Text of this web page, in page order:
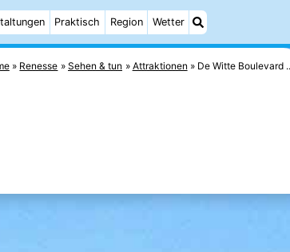
Praktisch Region Wetter
Renesse Sehen & tun Attraktionen De Witte Boulevard